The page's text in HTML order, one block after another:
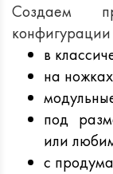
Создаем
в
на
под
или
с